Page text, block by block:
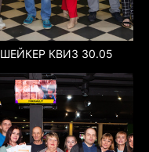
ШЕЙКЕР КВИЗ 30.05